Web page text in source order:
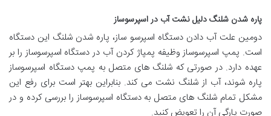
پاره شدن شلنگ دلیل نشت آب در اسپرسوساز
دومین علت آب دادن دستگاه اسپرسو ساز، پاره شدن شلنگ این دستگاه
است. پمپ اسپرسوساز وظیفه پمپاژ کردن آب در دستگاه اسپرسوساز را بر
عهده دارد. در صورتی که شلنگ های متصل به پمپ دستگاه اسپرسوساز
پاره شوند، آب از شلنگ نشت می کند. بنابراین بهتر است برای رفع این
مشکل تمام شلنگ های متصل به دستگاه اسپرسوساز را بررسی کرده و در
صورت پارگی آن را تعویض کنید.